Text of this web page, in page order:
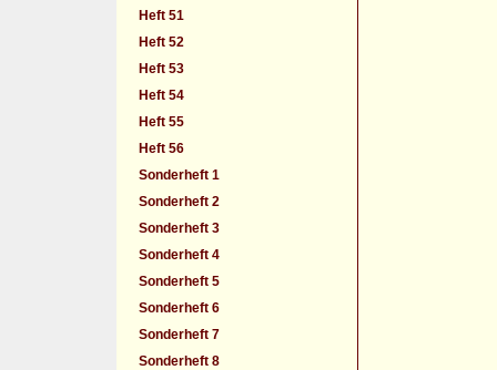
Heft 51
Heft 52
Heft 53
Heft 54
Heft 55
Heft 56
Sonderheft 1
Sonderheft 2
Sonderheft 3
Sonderheft 4
Sonderheft 5
Sonderheft 6
Sonderheft 7
Sonderheft 8